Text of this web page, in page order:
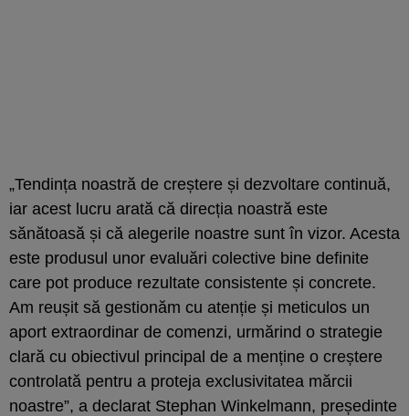
„Tendința noastră de creștere și dezvoltare continuă,
iar acest lucru arată că direcția noastră este
sănătoasă și că alegerile noastre sunt în vizor. Acesta
este produsul unor evaluări colective bine definite
care pot produce rezultate consistente și concrete.
Am reușit să gestionăm cu atenție și meticulos un
aport extraordinar de comenzi, urmărind o strategie
clară cu obiectivul principal de a menține o creștere
controlată pentru a proteja exclusivitatea mărcii
noastre”, a declarat Stephan Winkelmann, președinte